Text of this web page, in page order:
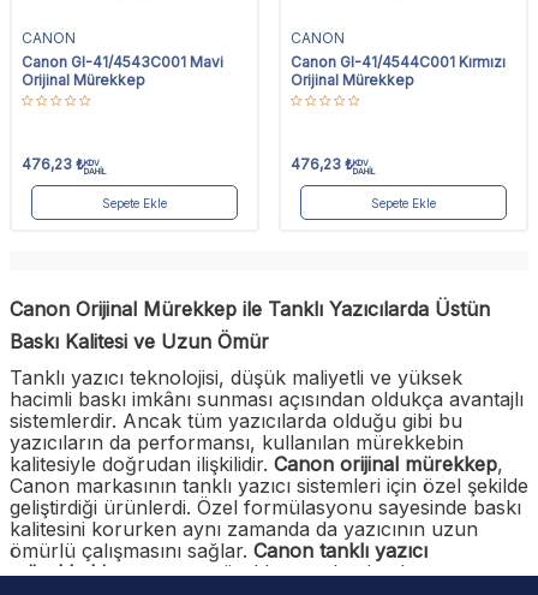
CANON
Canon GI-41/4543C001 Mavi
Orijinal Mürekkep
476,23 ₺KDV
DAHİL
Sepete Ekle
CANON
Canon GI-41/4544C001 Kırmızı
Orijinal Mürekkep
476,23 ₺KDV
DAHİL
Sepete Ekle
Canon Orijinal Mürekkep ile Tanklı Yazıcılarda Üstün
Baskı Kalitesi ve Uzun Ömür
Tanklı yazıcı teknolojisi, düşük maliyetli ve yüksek
hacimli baskı imkânı sunması açısından oldukça avantajlı
sistemlerdir. Ancak tüm yazıcılarda olduğu gibi bu
yazıcıların da performansı, kullanılan mürekkebin
kalitesiyle doğrudan ilişkilidir. Canon orijinal mürekkep,
Canon markasının tanklı yazıcı sistemleri için özel şekilde
geliştirdiği ürünlerdi. Özel formülasyonu sayesinde baskı
kalitesini korurken aynı zamanda da yazıcının uzun
ömürlü çalışmasını sağlar. Canon tanklı yazıcı
mürekkebi, yazıcının mürekkep tankından hortum